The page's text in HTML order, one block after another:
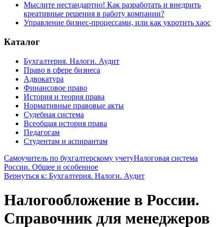
Мыслите нестандартно! Как разработать и внедрить
креативные решения в работу компании?
Управление бизнес-процессами, или как укротить хаос
Каталог
Бухгалтерия. Налоги. Аудит
Право в сфере бизнеса
Адвокатура
Финансовое право
История и теория права
Нормативные правовые акты
Судебная система
Всеобщая история права
Педагогам
Студентам и аспирантам
Самоучитель по бухгалтерскому учетуНалоговая система
России. Общее и особенное
Вернуться к: Бухгалтерия. Налоги. Аудит
Налогообложение в России.
Справочник для менеджеров